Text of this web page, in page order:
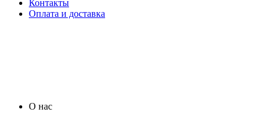
Контакты
Оплата и доставка
О нас